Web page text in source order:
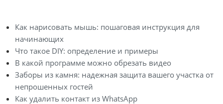
Как нарисовать мышь: пошаговая инструкция для
начинающих
Что такое DIY: определение и примеры
В какой программе можно обрезать видео
Заборы из камня: надежная защита вашего участка от
непрошенных гостей
Как удалить контакт из WhatsApp